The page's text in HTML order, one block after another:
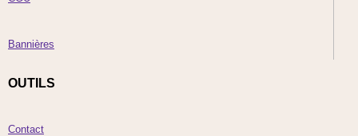
Bannières
OUTILS
Contact